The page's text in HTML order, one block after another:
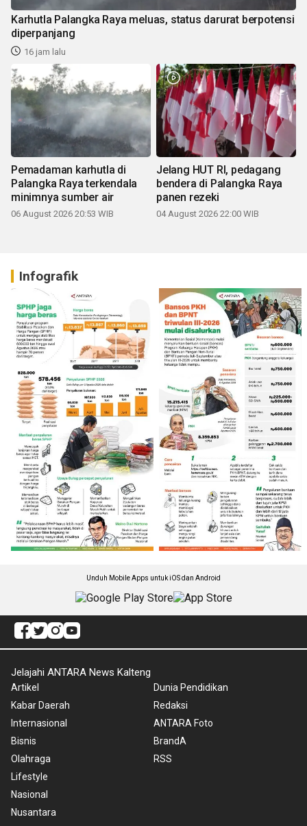
Karhutla Palangka Raya meluas, status darurat berpotensi
diperpanjang
16 jam lalu
Pemadaman karhutla di
Palangka Raya terkendala
minimnya sumber air
06 August 2026 20:53 WIB
Jelang HUT RI, pedagang
bendera di Palangka Raya
panen rezeki
04 August 2026 22:00 WIB
Infografik
Unduh Mobile Apps untuk iOS dan Android
Jelajahi ANTARA News Kalteng
Artikel
Kabar Daerah
Internasional
Bisnis
Olahraga
Lifestyle
Nasional
Nusantara
Dunia Pendidikan
Redaksi
ANTARA Foto
BrandA
RSS